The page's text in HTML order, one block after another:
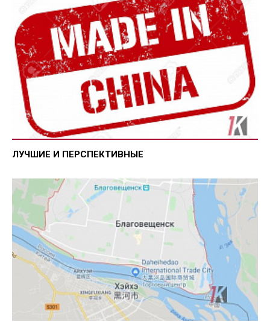
ЛУЧШИЕ И ПЕРСПЕКТИВНЫЕ